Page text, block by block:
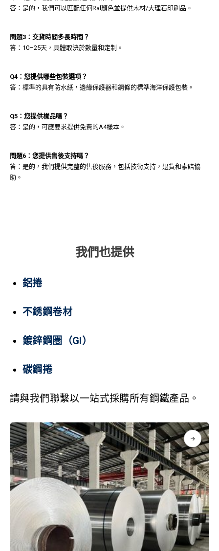
答：是的，我們可以匹配任何Ral顏色並提供木材/大理石印刷品。
問題3：交貨時間多長時間？
答：10–25天，具體取決於數量和定制。
Q4：您提供哪些包裝選項？
答：標準的具有防水紙，邊緣保護器和鋼條的標準海洋保護包裝。
Q5：您提供樣品嗎？
答：是的，可應要求提供免費的A4樣本。
問題6：您提供售後支持嗎？
答：是的，我們提供完整的售後服務，包括技術支持，退貨和索賠協
助。
我們也提供
鋁捲
不銹鋼卷材
鍍鋅鋼圈（GI）
碳鋼捲
請與我們聯繫以一站式採購所有鋼鐵產品。